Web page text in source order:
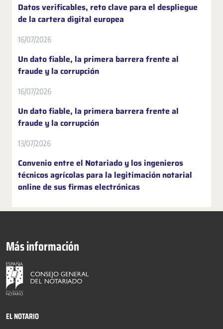
Datos verificables, reto clave para el despliegue
de la cartera digital europea
16/07/2026
Un dato fiable, la primera barrera frente al
fraude y la corrupción
16/07/2026
Un dato fiable, la primera barrera frente al
fraude y la corrupción
13/07/2026
Convenio entre el Notariado y los ingenieros
técnicos agrícolas para la legitimación notarial
online de sus firmas electrónicas
Más información
EL NOTARIO